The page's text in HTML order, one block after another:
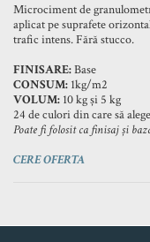
Microciment de
aplicat pe suprafete
trafic intens. Fără stucco.
FINISARE:Base
CONSUM: 1kg/m2
VOLUM: 10 kg și 5 kg
24 de culori din care să
Poate fi folosit ca finisaj și
CERE OFERTA